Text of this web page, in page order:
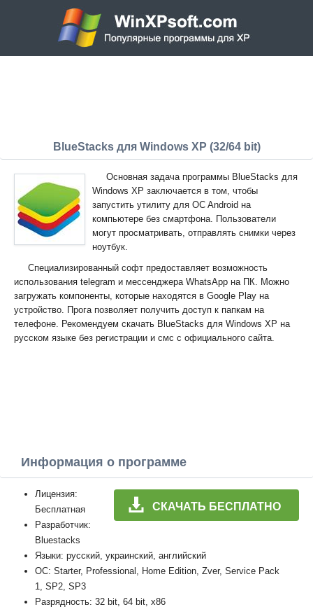
BlueStacks для Windows XP (32/64 bit)
Основная задача программы BlueStacks для
Windows XP заключается в том, чтобы
запустить утилиту для OC Android на
компьютере без смартфона. Пользователи
могут просматривать, отправлять снимки через
ноутбук.
Специализированный софт предоставляет возможность
использования telegram и мессенджера WhatsApp на ПК. Можно
загружать компоненты, которые находятся в Google Play на
устройство. Прога позволяет получить доступ к папкам на
телефоне. Рекомендуем скачать BlueStacks для Windows XP на
русском языке без регистрации и смс с официального сайта.
Информация о программе
СКАЧАТЬ БЕСПЛАТНО
Лицензия:
Бесплатная
Разработчик:
Bluestacks
Языки: русский, украинский, английский
ОС: Starter, Professional, Home Edition, Zver, Service Pack
1, SP2, SP3
Разрядность: 32 bit, 64 bit, x86